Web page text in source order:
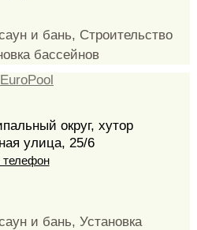
и бань, Строительство
бассейнов
округ, хутор
улица, 25/6
телефон
и бань, Установка